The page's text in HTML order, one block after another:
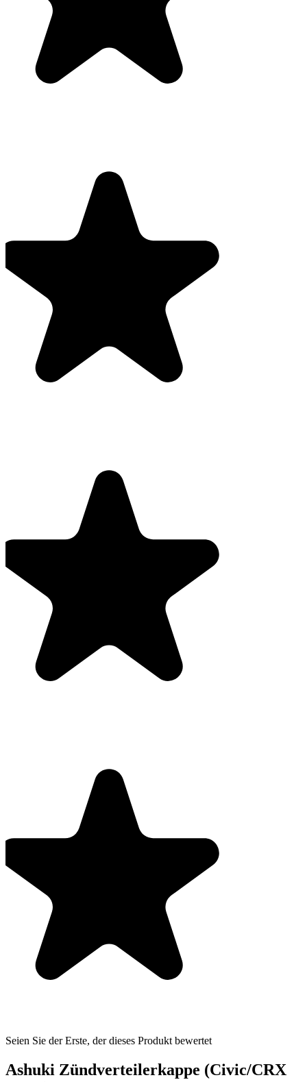
Seien Sie der Erste, der dieses Produkt bewertet
Ashuki Zündverteilerkappe (Civic/CRX